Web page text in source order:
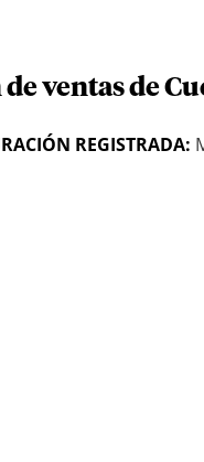
ventas de
REGISTRADA: